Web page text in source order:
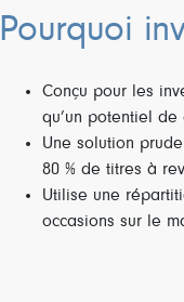
Pourquoi
Conçu pour les
qu’un potentiel
Une solution
80 % de titres à
Utilise une
occasions sur le